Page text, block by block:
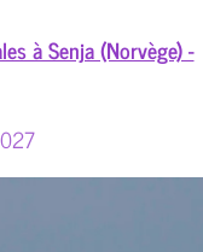
à Senja (Norvège) -